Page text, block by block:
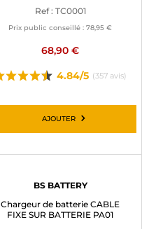
Ref : TC0001
Prix public conseillé : 78,95 €
68,90 €
4.84/5 (357 avis)
AJOUTER
BS BATTERY
Chargeur de batterie CABLE
FIXE SUR BATTERIE PA01